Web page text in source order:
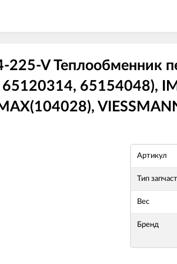
225-V Теплообменник
65120314, 65154048),
Артикул
Тип
Вес
Бренд